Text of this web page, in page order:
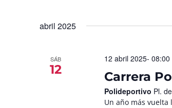
abril 2025
SÁB
12 Carrera
12 abril 2025- 08:00
Polideportivo Pl.
Un año más